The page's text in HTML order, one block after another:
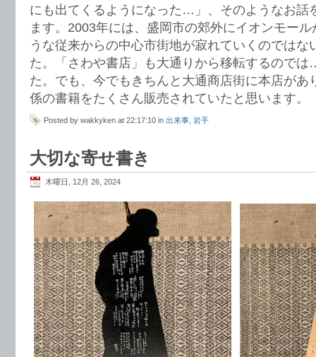
にも出てくるようになった…」、そのようなお話
ます。2003年には、盛岡市の郊外にイオンモー
うな従来からの中心市街地が寂れていくのではな
た。「さわや書店」も大通りから移転するので
た。でも、今でもきちんと大通商店街に本店があ
係の書籍をたくさん販売されていたと思います。
Posted by wakkyken at 22:17:10 in 出来事 岩手
大切な寄せ書き
木曜日, 12月 26, 2024